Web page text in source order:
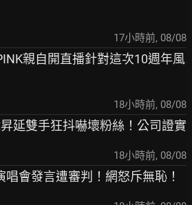
17小時前, 08/08
親自開直播針對這次10週年風
18小時前, 08/08
延雙手狂抖嚇壞粉絲！公司證實
18小時前, 08/08
唱會發言遭審判！網怒斥無恥！